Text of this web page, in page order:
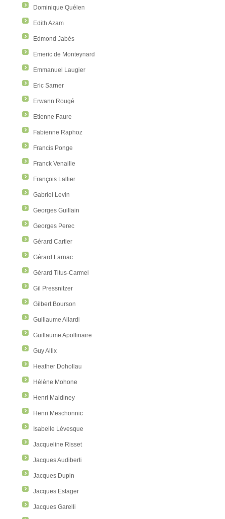
Dominique Quélen
Edith Azam
Edmond Jabès
Emeric de Monteynard
Emmanuel Laugier
Eric Sarner
Erwann Rougé
Etienne Faure
Fabienne Raphoz
Francis Ponge
Franck Venaille
François Lallier
Gabriel Levin
Georges Guillain
Georges Perec
Gérard Cartier
Gérard Larnac
Gérard Titus-Carmel
Gil Pressnitzer
Gilbert Bourson
Guillaume Allardi
Guillaume Apollinaire
Guy Allix
Heather Dohollau
Hélène Mohone
Henri Maldiney
Henri Meschonnic
Isabelle Lévesque
Jacqueline Risset
Jacques Audiberti
Jacques Dupin
Jacques Estager
Jacques Garelli